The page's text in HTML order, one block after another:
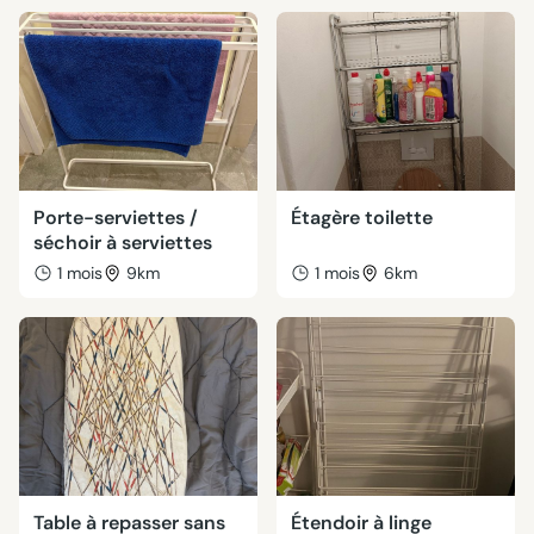
Porte-serviettes /
séchoir à serviettes
1 mois 9km
Étagère toilette
1 mois 6km
Table à repasser sans Étendoir à linge